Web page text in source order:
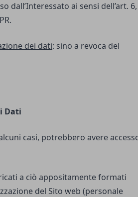
dall’Interessato ai sensi dell’art. 6,
dei dati: sino a revoca del
Dati
casi, potrebbero avere
a ciò appositamente formati
del Sito web (personale